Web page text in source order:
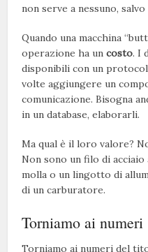
non serve a nessuno,
Quando una macchina
operazione ha uncosto. I
disponibili con un
volte aggiungere un
comunicazione. Bisogna
in un database, elaborarli.
Ma qual è il loro valore?
Non sono un filo di
molla o un lingotto di
di un carburatore.
Torniamo ai numeri
Torniamo ai numeri del